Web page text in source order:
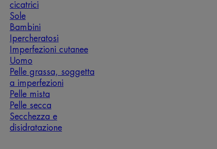
cicatrici
Sole
Bambini
Ipercheratosi
Imperfezioni cutanee
Uomo
Pelle grassa, soggetta
a imperfezioni
Pelle mista
Pelle secca
Secchezza e
disidratazione